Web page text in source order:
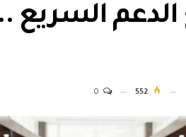
السريع ..
552